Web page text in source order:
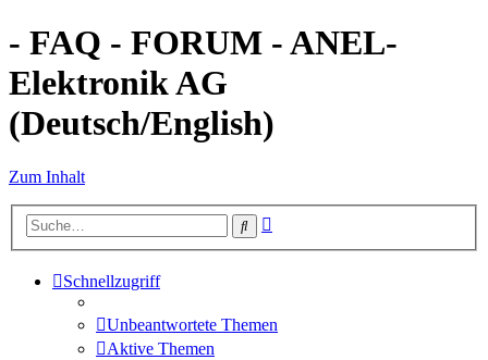
- FAQ - FORUM - ANEL-
Elektronik AG
(Deutsch/English)
Zum Inhalt
Suche
Schnellzugriff
Unbeantwortete Themen
Aktive Themen